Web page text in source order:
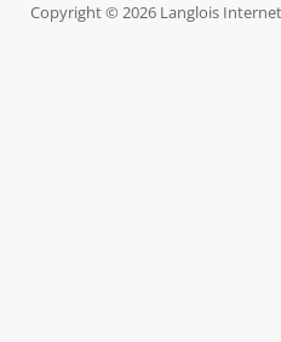
Copyright © 2026 Langlois